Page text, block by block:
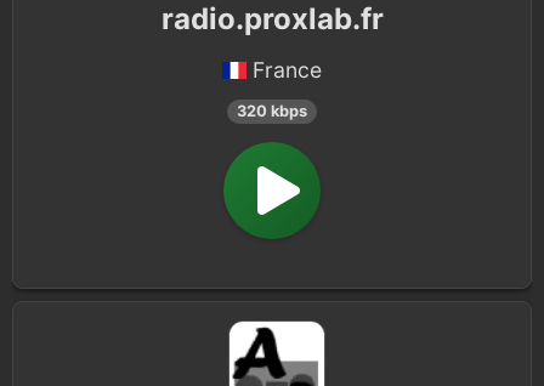
radio.proxlab.fr
France
320 kbps